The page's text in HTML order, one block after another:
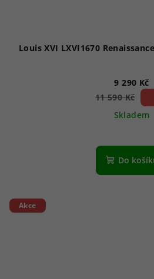
Louis XVI LXVI1670
9 290 Kč
11 590 Kč
Skladem
Do
Akce